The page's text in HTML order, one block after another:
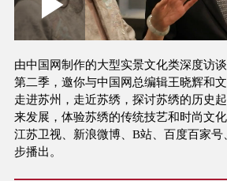
Play
Video
Play
:
--:--
由中国网制作的大型实景文化类深度访
第二季，邀你与中国网总编辑王晓辉和
走进苏州，走近苏绣，探讨苏绣的历史
来发展，体验苏绣的传统技艺和时尚文化
江苏卫视、新浪微博、B站、百度百家
步播出。